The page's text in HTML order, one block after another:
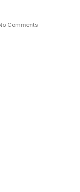
Comments